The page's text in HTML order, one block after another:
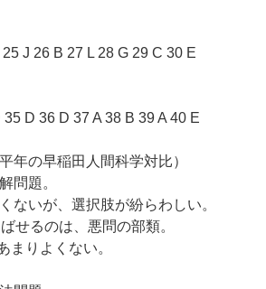
J 26 B 27 L 28 G 29 C 30 E
D 36 D 37 A 38 B 39 A 40 E
年の早稲田人間科学対比）
問題。
ないが、選択肢が紛らわしい。
せるのは、悪問の部類。
まりよくない。